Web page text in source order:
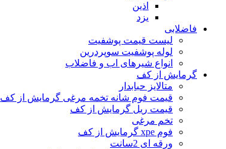
اذین
یزد
فاضلابی
لیست قیمت پوشفیت
لوله پوشفیت سوپردرین
انواع شیرهای اب و فاضلاب
گرمایش از کف
متالایز حبابدار
قیمت فوم شانه تخمه مرغی گرمایش از کف
قیمت ریل گرمایش از کف
تخم مرغی
فوم xpe گرمایش از کف
ورقه ای 2سانت